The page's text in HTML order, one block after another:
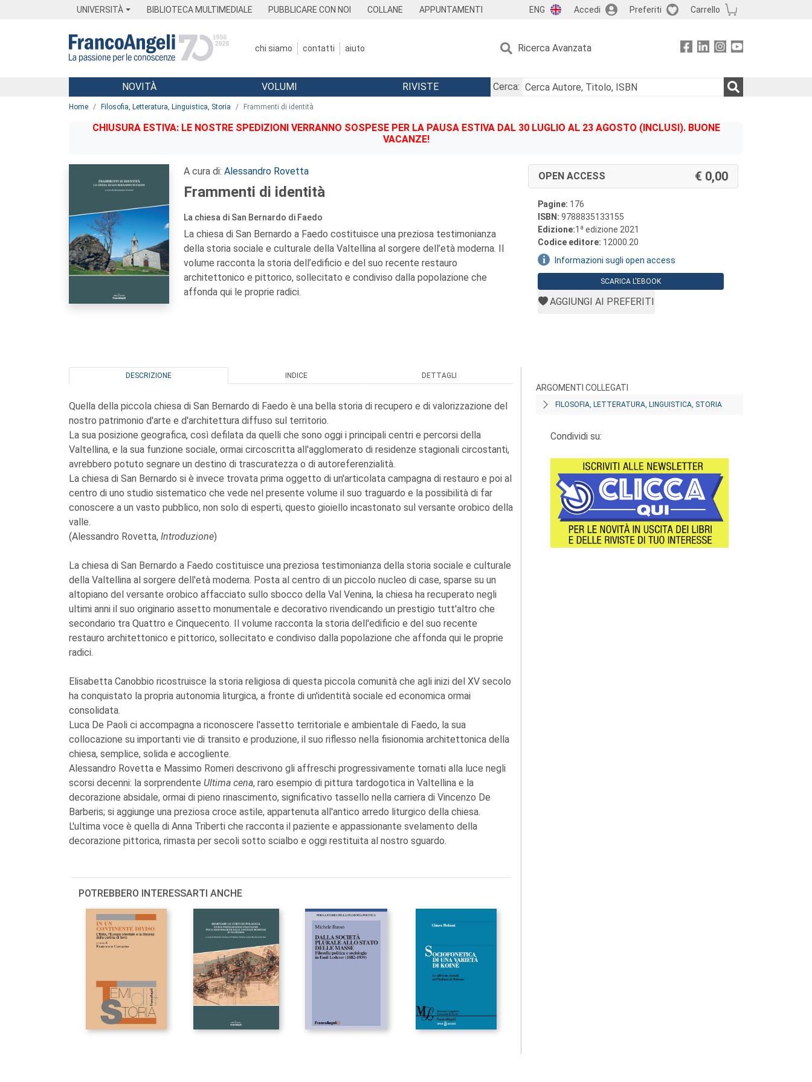
UNIVERSITÀ BIBLIOTECA MULTIMEDIALE PUBBLICARE CON NOI COLLANE APPUNTAMENTI ENG Accedi Preferiti Carrello
chi siamo contatti aiuto Ricerca Avanzata
Menu
NOVITÀ VOLUMI RIVISTE
Cerca:
Home Filosofia, Letteratura, Linguistica, Storia Frammenti di identità
CHIUSURA ESTIVA: LE NOSTRE SPEDIZIONI VERRANNO SOSPESE PER LA PAUSA ESTIVA DAL 30 LUGLIO AL 23 AGOSTO (INCLUSI). BUONE
VACANZE!
A cura di: Alessandro Rovetta
Frammenti di identità
La chiesa di San Bernardo di Faedo
La chiesa di San Bernardo a Faedo costituisce una preziosa testimonianza
della storia sociale e culturale della Valtellina al sorgere dell’età moderna. Il
volume racconta la storia dell’edificio e del suo recente restauro
architettonico e pittorico, sollecitato e condiviso dalla popolazione che
affonda qui le proprie radici.
OPEN ACCESS 0,00
Pagine: 176
ISBN: 9788835133155
Edizione:1 a edizione 2021
Codice editore: 12000.20
Informazioni sugli open access
SCARICA L'EBOOK
AGGIUNGI AI PREFERITI
DESCRIZIONE INDICE DETTAGLI
Quella della piccola chiesa di San Bernardo di Faedo è una bella storia di recupero e di valorizzazione del
nostro patrimonio d'arte e d'architettura diffuso sul territorio.
La sua posizione geografica, così defilata da quelli che sono oggi i principali centri e percorsi della
Valtellina, e la sua funzione sociale, ormai circoscritta all'agglomerato di residenze stagionali circostanti,
avrebbero potuto segnare un destino di trascuratezza o di autoreferenzialità.
La chiesa di San Bernardo si è invece trovata prima oggetto di un'articolata campagna di restauro e poi al
centro di uno studio sistematico che vede nel presente volume il suo traguardo e la possibilità di far
conoscere a un vasto pubblico, non solo di esperti, questo gioiello incastonato sul versante orobico della
valle.
(Alessandro Rovetta, Introduzione)
La chiesa di San Bernardo a Faedo costituisce una preziosa testimonianza della storia sociale e culturale
della Valtellina al sorgere dell'età moderna. Posta al centro di un piccolo nucleo di case, sparse su un
altopiano del versante orobico affacciato sullo sbocco della Val Venina, la chiesa ha recuperato negli
ultimi anni il suo originario assetto monumentale e decorativo rivendicando un prestigio tutt'altro che
secondario tra Quattro e Cinquecento. Il volume racconta la storia dell'edificio e del suo recente
restauro architettonico e pittorico, sollecitato e condiviso dalla popolazione che affonda qui le proprie
radici.
Elisabetta Canobbio ricostruisce la storia religiosa di questa piccola comunità che agli inizi del XV secolo
ha conquistato la propria autonomia liturgica, a fronte di un'identità sociale ed economica ormai
consolidata.
Luca De Paoli ci accompagna a riconoscere l'assetto territoriale e ambientale di Faedo, la sua
collocazione su importanti vie di transito e produzione, il suo riflesso nella fisionomia architettonica della
chiesa, semplice, solida e accogliente.
Alessandro Rovetta e Massimo Romeri descrivono gli affreschi progressivamente tornati alla luce negli
scorsi decenni: la sorprendente Ultima cena, raro esempio di pittura tardogotica in Valtellina e la
decorazione absidale, ormai di pieno rinascimento, significativo tassello nella carriera di Vincenzo De
Barberis; si aggiunge una preziosa croce astile, appartenuta all'antico arredo liturgico della chiesa.
L'ultima voce è quella di Anna Triberti che racconta il paziente e appassionante svelamento della
decorazione pittorica, rimasta per secoli sotto scialbo e oggi restituita al nostro sguardo.
POTREBBERO INTERESSARTI ANCHE
ARGOMENTI COLLEGATI
FILOSOFIA, LETTERATURA, LINGUISTICA, STORIA
Condividi su: